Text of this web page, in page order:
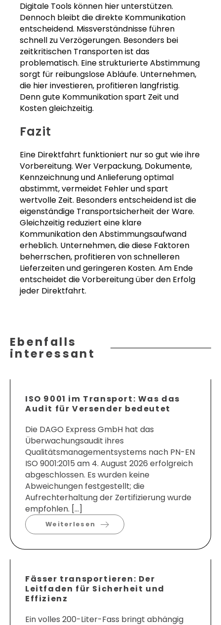
Digitale Tools können hier unterstützen.
Dennoch bleibt die direkte Kommunikation
entscheidend. Missverständnisse führen
schnell zu Verzögerungen. Besonders bei
zeitkritischen Transporten ist das
problematisch. Eine strukturierte Abstimmung
sorgt für reibungslose Abläufe. Unternehmen,
die hier investieren, profitieren langfristig.
Denn gute Kommunikation spart Zeit und
Kosten gleichzeitig.
Fazit
Eine Direktfahrt funktioniert nur so gut wie ihre
Vorbereitung. Wer Verpackung, Dokumente,
Kennzeichnung und Anlieferung optimal
abstimmt, vermeidet Fehler und spart
wertvolle Zeit. Besonders entscheidend ist die
eigenständige Transportsicherheit der Ware.
Gleichzeitig reduziert eine klare
Kommunikation den Abstimmungsaufwand
erheblich. Unternehmen, die diese Faktoren
beherrschen, profitieren von schnelleren
Lieferzeiten und geringeren Kosten. Am Ende
entscheidet die Vorbereitung über den Erfolg
jeder Direktfahrt.
Ebenfalls
interessant
ISO 9001 im Transport: Was das
Audit für Versender bedeutet
Die DAGO Express GmbH hat das
Überwachungsaudit ihres
Qualitätsmanagementsystems nach PN-EN
ISO 9001:2015 am 4. August 2026 erfolgreich
abgeschlossen. Es wurden keine
Abweichungen festgestellt; die
Aufrechterhaltung der Zertifizierung wurde
empfohlen. […]
Weiterlesen
Fässer transportieren: Der
Leitfaden für Sicherheit und
Effizienz
Ein volles 200-Liter-Fass bringt abhängig